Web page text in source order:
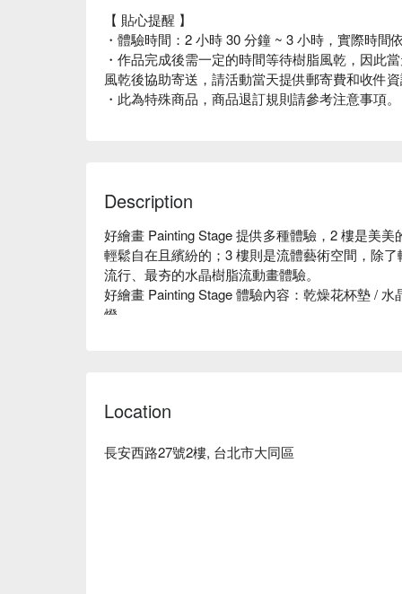
【 貼心提醒 】
・體驗時間：2 小時 30 分鐘 ~ 3 小時，實際時間
・作品完成後需一定的時間等待樹脂風乾，因此
風乾後協助寄送，請活動當天提供郵寄費和收件
・此為特殊商品，商品退訂規則請參考注意事項。
Description
好繪畫 Painting Stage 提供多種體驗，2 樓是美
輕鬆自在且繽紛的；3 樓則是流體藝術空間，除
流行、最夯的水晶樹脂流動畫體驗。
好繪畫 Painting Stage 體驗內容：乾燥花杯墊 /
燈
Location
長安西路27號2樓, 台北市大同區